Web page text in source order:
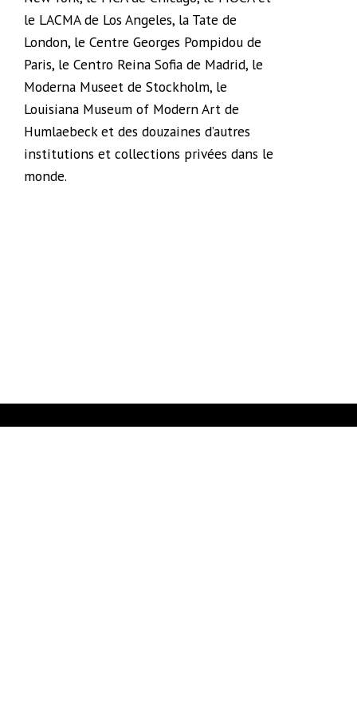
le LACMA de Los Angeles, la Tate de
London, le Centre Georges Pompidou de
Paris, le Centro Reina Sofia de Madrid, le
Moderna Museet de Stockholm, le
Louisiana Museum of Modern Art de
Humlaebeck et des douzaines d’autres
institutions et collections privées dans le
monde.